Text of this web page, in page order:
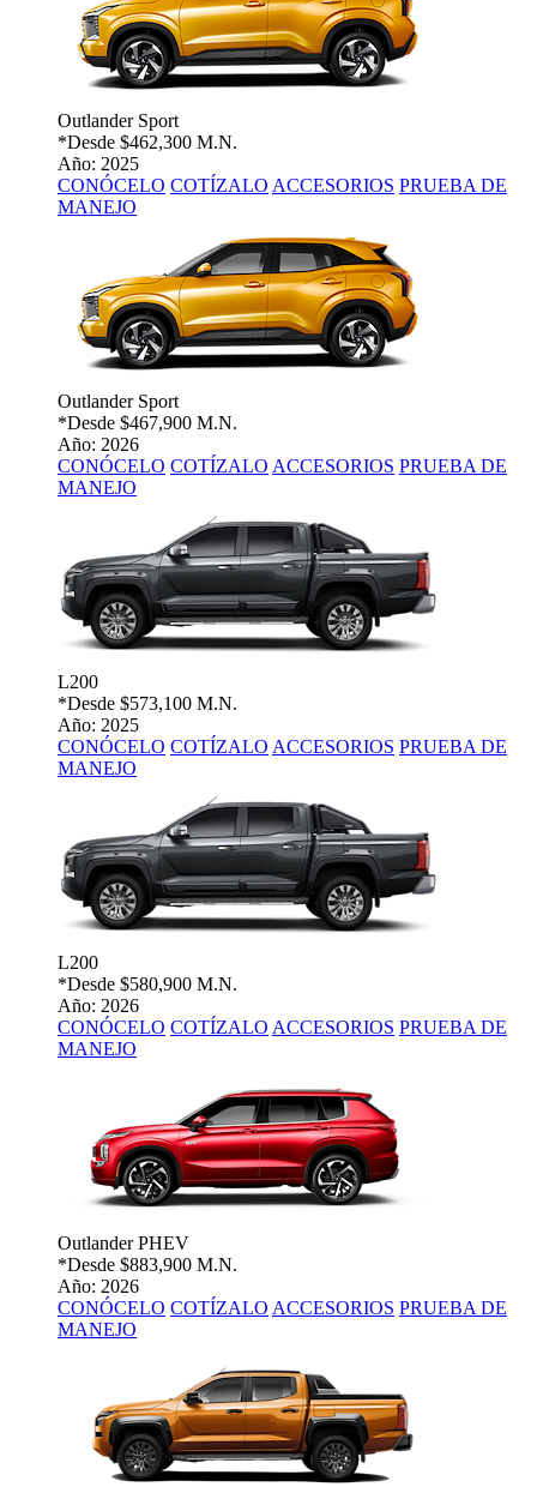
Outlander Sport
*Desde $462,300 M.N.
Año: 2025
CONÓCELO COTÍZALO ACCESORIOS PRUEBA DE
MANEJO
Outlander Sport
*Desde $467,900 M.N.
Año: 2026
CONÓCELO COTÍZALO ACCESORIOS PRUEBA DE
MANEJO
L200
*Desde $573,100 M.N.
Año: 2025
CONÓCELO COTÍZALO ACCESORIOS PRUEBA DE
MANEJO
L200
*Desde $580,900 M.N.
Año: 2026
CONÓCELO COTÍZALO ACCESORIOS PRUEBA DE
MANEJO
Outlander PHEV
*Desde $883,900 M.N.
Año: 2026
CONÓCELO COTÍZALO ACCESORIOS PRUEBA DE
MANEJO